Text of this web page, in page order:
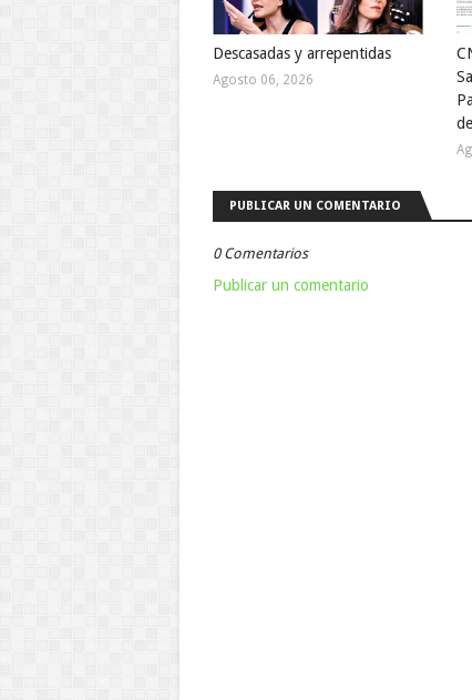
Descasadas y arrepentidas
Agosto 06, 2026
PUBLICAR UN COMENTARIO
0 Comentarios
Publicar un comentario